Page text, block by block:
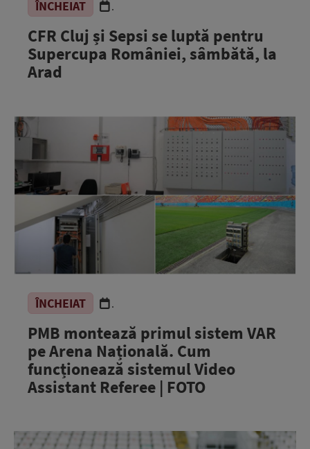
ÎNCHEIAT .
CFR Cluj și Sepsi se luptă pentru
Supercupa României, sâmbătă, la
Arad
ÎNCHEIAT .
PMB montează primul sistem VAR
pe Arena Națională. Cum
funcționează sistemul Video
Assistant Referee | FOTO